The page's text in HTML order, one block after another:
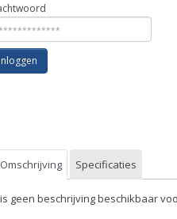
Omschrijving Specificaties
geen beschrijving beschikbaar